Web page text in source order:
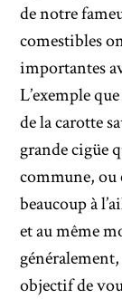
de notre
comestibles
importantes
L’exemple
de la carotte
grande cigüe
commune, ou
beaucoup à
et au même
objectif de